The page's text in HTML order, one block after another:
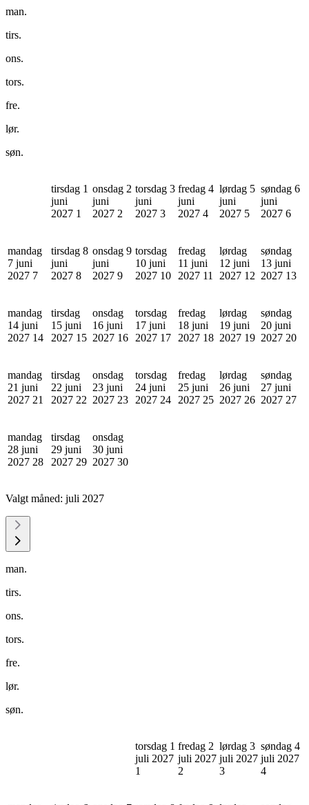
man.
tirs.
ons.
tors.
fre.
lør.
søn.
tirsdag 1
juni
2027 1
onsdag 2
juni
2027 2
torsdag 3
juni
2027 3
fredag 4
juni
2027 4
lørdag 5
juni
2027 5
søndag 6
juni
2027 6
mandag
7 juni
2027 7
tirsdag 8
juni
2027 8
onsdag 9
juni
2027 9
torsdag
10 juni
2027 10
fredag
11 juni
2027 11
lørdag
12 juni
2027 12
søndag
13 juni
2027 13
mandag
14 juni
2027 14
tirsdag
15 juni
2027 15
onsdag
16 juni
2027 16
torsdag
17 juni
2027 17
fredag
18 juni
2027 18
lørdag
19 juni
2027 19
søndag
20 juni
2027 20
mandag
21 juni
2027 21
tirsdag
22 juni
2027 22
onsdag
23 juni
2027 23
torsdag
24 juni
2027 24
fredag
25 juni
2027 25
lørdag
26 juni
2027 26
søndag
27 juni
2027 27
mandag
28 juni
2027 28
tirsdag
29 juni
2027 29
onsdag
30 juni
2027 30
Valgt måned: juli 2027
man.
tirs.
ons.
tors.
fre.
lør.
søn.
torsdag 1
juli 2027
1
fredag 2
juli 2027
2
lørdag 3
juli 2027
3
søndag 4
juli 2027
4